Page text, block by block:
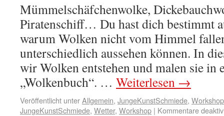
Mümmelschäfchenwolke,
Piratenschiff… Du hast dich bestimmt
warum Wolken nicht vom Himmel
unterschiedlich aussehen können. In
wir Wolken entstehen und malen sie in
„Wolkenbuch“. … Weiterlesen →
Veröffentlicht unterAllgemein, JungeKunstSchmiede,
JungeKunstSchmiede, Wetter, Workshop | Kommentare